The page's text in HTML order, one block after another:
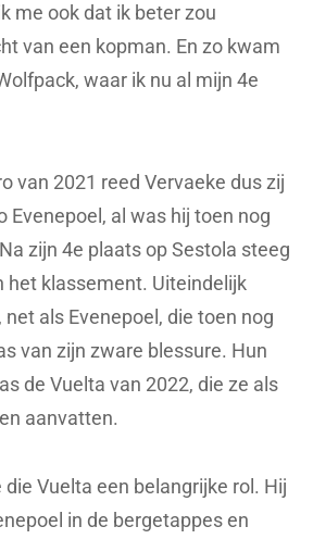
me ook dat ik beter zou
van een kopman. En zo kwam
waar ik nu al mijn 4e
van 2021 reed Vervaeke dus zij
Evenepoel, al was hij toen nog
zijn 4e plaats op Sestola steeg
het klassement. Uiteindelijk
als Evenepoel, die toen nog
van zijn zware blessure. Hun
de Vuelta van 2022, die ze als
aanvatten.
Vuelta een belangrijke rol. Hij
in de bergetappes en